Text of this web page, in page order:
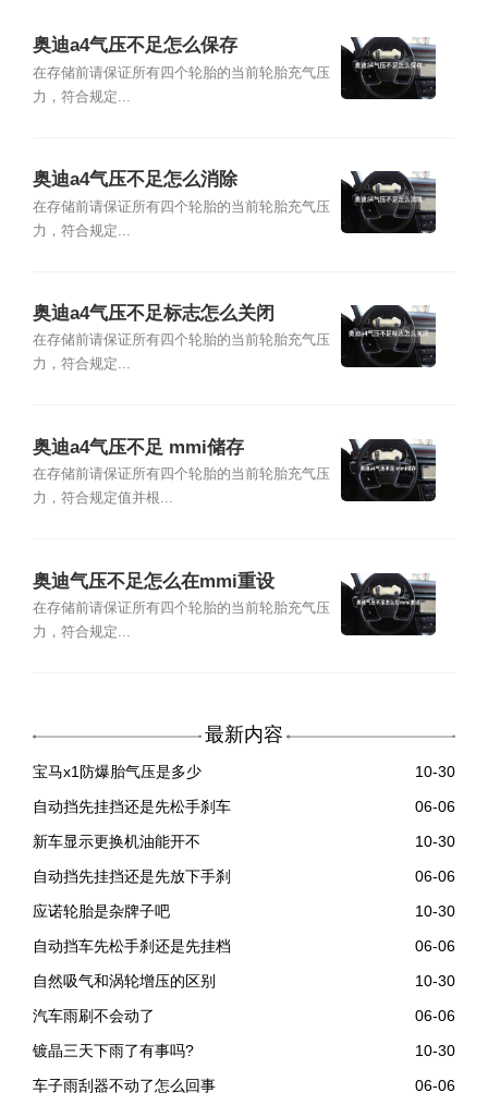
奥迪a4气压不足怎么保存
在存储前请保证所有四个轮胎的当前轮胎充气压
力，符合规定...
奥迪a4气压不足怎么消除
在存储前请保证所有四个轮胎的当前轮胎充气压
力，符合规定...
奥迪a4气压不足标志怎么关闭
在存储前请保证所有四个轮胎的当前轮胎充气压
力，符合规定...
奥迪a4气压不足 mmi储存
在存储前请保证所有四个轮胎的当前轮胎充气压
力，符合规定值并根...
奥迪气压不足怎么在mmi重设
在存储前请保证所有四个轮胎的当前轮胎充气压
力，符合规定...
最新内容
宝马x1防爆胎气压是多少
10-30
自动挡先挂挡还是先松手刹车
06-06
新车显示更换机油能开不
10-30
自动挡先挂挡还是先放下手刹
06-06
应诺轮胎是杂牌子吧
10-30
自动挡车先松手刹还是先挂档
06-06
自然吸气和涡轮增压的区别
10-30
汽车雨刷不会动了
06-06
镀晶三天下雨了有事吗?
10-30
车子雨刮器不动了怎么回事
06-06